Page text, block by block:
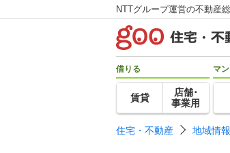
NTTグループ運営の不動産
借りる
賃貸
店舗･
事業用
マ
住宅・不動産 地域情報